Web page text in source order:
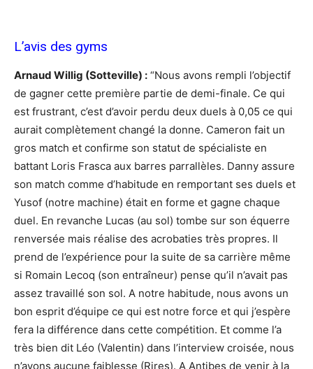
L’avis des gyms
Arnaud Willig (Sotteville) : “Nous avons rempli l’objectif
de gagner cette première partie de demi-finale. Ce qui
est frustrant, c’est d’avoir perdu deux duels à 0,05 ce qui
aurait complètement changé la donne. Cameron fait un
gros match et confirme son statut de spécialiste en
battant Loris Frasca aux barres parrallèles. Danny assure
son match comme d’habitude en remportant ses duels et
Yusof (notre machine) était en forme et gagne chaque
duel. En revanche Lucas (au sol) tombe sur son équerre
renversée mais réalise des acrobaties très propres. Il
prend de l’expérience pour la suite de sa carrière même
si Romain Lecoq (son entraîneur) pense qu’il n’avait pas
assez travaillé son sol. A notre habitude, nous avons un
bon esprit d’équipe ce qui est notre force et qui j’espère
fera la différence dans cette compétition. Et comme l’a
très bien dit Léo (Valentin) dans l’interview croisée, nous
n’avons aucune faiblesse (Rires). A Antibes de venir à la